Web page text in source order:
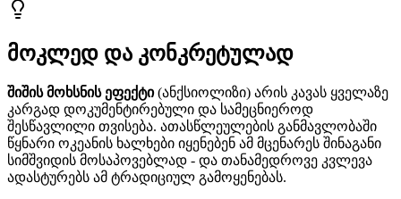
მოკლედ და კონკრეტულად
შიშის მოხსნის ეფექტი(ანქსიოლიზი) არის კავას ყველაზე
კარგად დოკუმენტირებული და სამეცნიეროდ
შესწავლილი თვისება. ათასწლეულების განმავლობაში
წყნარი ოკეანის ხალხები იყენებენ ამ მცენარეს შინაგანი
სიმშვიდის მოსაპოვებლად - და თანამედროვე კვლევა
ადასტურებს ამ ტრადიციულ გამოყენებას.